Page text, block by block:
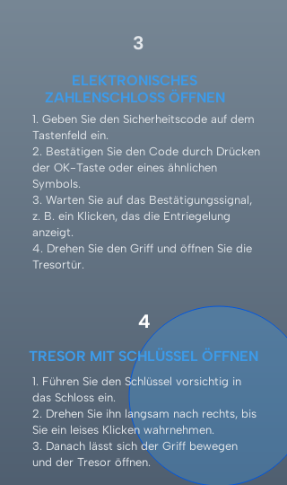
3
ELEKTRONISCHES
ZAHLENSCHLOSS ÖFFNEN
1. Geben Sie den Sicherheitscode auf dem
Tastenfeld ein.
2. Bestätigen Sie den Code durch Drücken
der OK-Taste oder eines ähnlichen
Symbols.
3. Warten Sie auf das Bestätigungssignal,
z. B. ein Klicken, das die Entriegelung
anzeigt.
4. Drehen Sie den Griff und öffnen Sie die
Tresortür.
4
TRESOR MIT SCHLÜSSEL ÖFFNEN
1. Führen Sie den Schlüssel vorsichtig in
das Schloss ein.
2. Drehen Sie ihn langsam nach rechts, bis
Sie ein leises Klicken wahrnehmen.
3. Danach lässt sich der Griff bewegen
und der Tresor öffnen.